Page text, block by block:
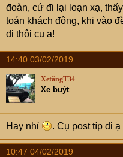
đoàn, cứ đi lại loạn xạ,
toán khách đông, khi vào
đi thôi cụ ạ!
14:40 03/02/2019
XetăngT34
Xe buýt
Hay nhỉ . Cụ post típ đi ạ
10:47 04/02/2019